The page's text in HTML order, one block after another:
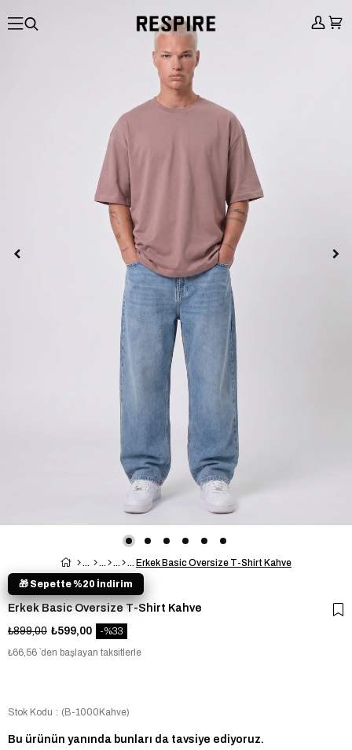
Erkek Basic Oversize T-Shirt Kahve
Erkek Basic Oversize T-Shirt Kahve
₺899,00 ₺599,00
33
₺66,56 `den başlayan taksitlerle
🎁 Sepette %20 İndirim
Stok Kodu (B-1000Kahve)
Bu ürünün yanında bunları da tavsiye ediyoruz.